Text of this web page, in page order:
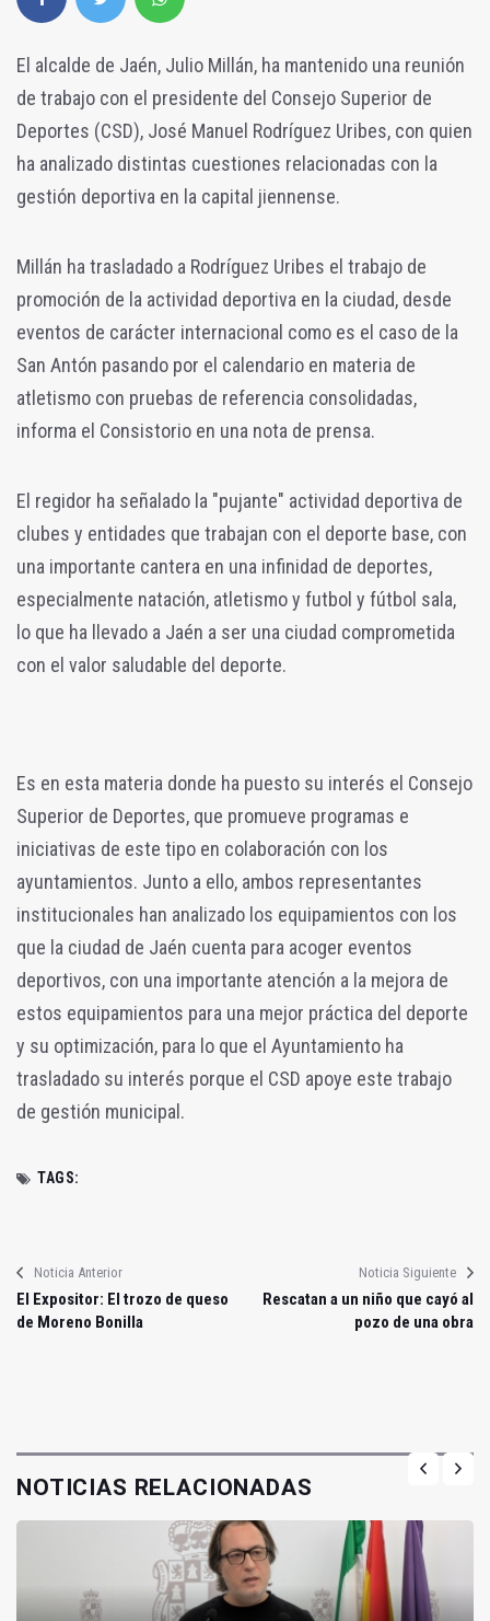
El alcalde de Jaén, Julio Millán, ha mantenido una reunión
de trabajo con el presidente del Consejo Superior de
Deportes (CSD), José Manuel Rodríguez Uribes, con quien
ha analizado distintas cuestiones relacionadas con la
gestión deportiva en la capital jiennense.
Millán ha trasladado a Rodríguez Uribes el trabajo de
promoción de la actividad deportiva en la ciudad, desde
eventos de carácter internacional como es el caso de la
San Antón pasando por el calendario en materia de
atletismo con pruebas de referencia consolidadas,
informa el Consistorio en una nota de prensa.
El regidor ha señalado la "pujante" actividad deportiva de
clubes y entidades que trabajan con el deporte base, con
una importante cantera en una infinidad de deportes,
especialmente natación, atletismo y futbol y fútbol sala,
lo que ha llevado a Jaén a ser una ciudad comprometida
con el valor saludable del deporte.
Es en esta materia donde ha puesto su interés el Consejo
Superior de Deportes, que promueve programas e
iniciativas de este tipo en colaboración con los
ayuntamientos. Junto a ello, ambos representantes
institucionales han analizado los equipamientos con los
que la ciudad de Jaén cuenta para acoger eventos
deportivos, con una importante atención a la mejora de
estos equipamientos para una mejor práctica del deporte
y su optimización, para lo que el Ayuntamiento ha
trasladado su interés porque el CSD apoye este trabajo
de gestión municipal.
TAGS:
Noticia Anterior
El Expositor: El trozo de queso
de Moreno Bonilla
Noticia Siguiente
Rescatan a un niño que cayó al
pozo de una obra
NOTICIAS RELACIONADAS